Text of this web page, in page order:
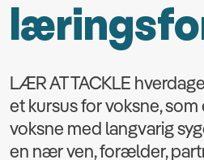
LÆR AT TACKLE
et kursus for voksne,
voksne med langvarig
en nær ven, forælder,